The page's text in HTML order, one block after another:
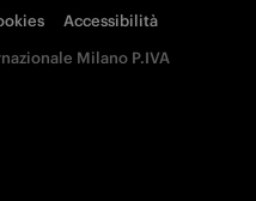
Accessibilità
Milano P.IVA